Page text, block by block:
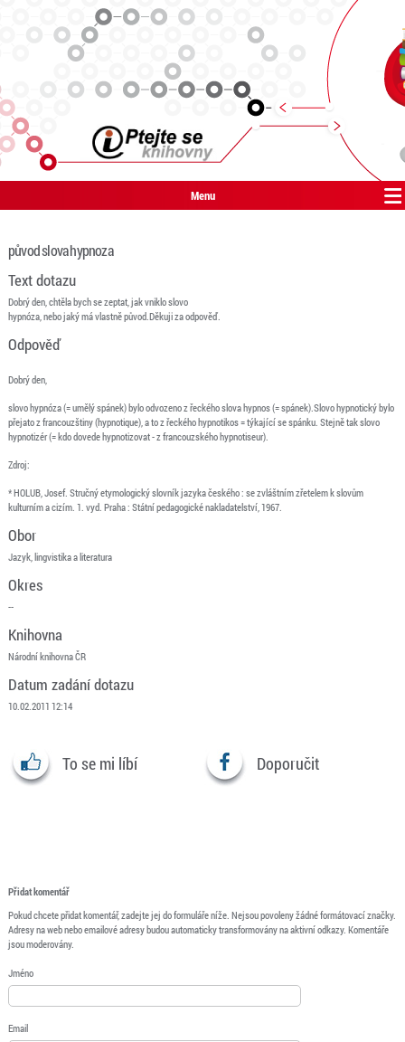
Menu
původ slova hypnoza
Text dotazu
Dobrý den, chtěla bych se zeptat, jak vniklo slovo
hypnóza, nebo jaký má vlastně původ.Děkuji za odpověď.
Odpověď
Dobrý den,
slovo hypnóza (= umělý spánek) bylo odvozeno z řeckého slova hypnos (= spánek).Slovo hypnotický bylo
přejato z francouzštiny (hypnotique), a to z řeckého hypnotikos = týkající se spánku. Stejně tak slovo
hypnotizér (= kdo dovede hypnotizovat - z francouzského hypnotiseur).
Zdroj:
* HOLUB, Josef. Stručný etymologický slovník jazyka českého : se zvláštním zřetelem k slovům
kulturním a cizím. 1. vyd. Praha : Státní pedagogické nakladatelství, 1967.
Obor
Jazyk, lingvistika a literatura
Okres
--
Knihovna
Národní knihovna ČR
Datum zadání dotazu
10.02.2011 12:14
To se mi líbí Doporučit
Přidat komentář
Pokud chcete přidat komentář, zadejte jej do formuláře níže. Nejsou povoleny žádné formátovací značky.
Adresy na web nebo emailové adresy budou automaticky transformovány na aktivní odkazy. Komentáře
jsou moderovány.
Jméno
Email